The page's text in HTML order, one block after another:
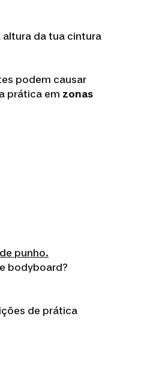
altura da tua cintura
podem causar
prática em zonas
punho.
bodyboard?
de prática